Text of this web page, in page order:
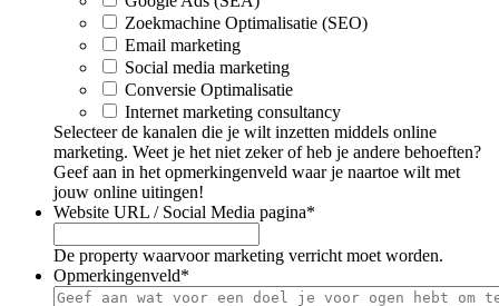
Zoekmachine Optimalisatie (SEO)
Email marketing
Social media marketing
Conversie Optimalisatie
Internet marketing consultancy
Selecteer de kanalen die je wilt inzetten middels online
marketing. Weet je het niet zeker of heb je andere behoeften?
Geef aan in het opmerkingenveld waar je naartoe wilt met
jouw online uitingen!
Website URL / Social Media pagina*
De property waarvoor marketing verricht moet worden.
Opmerkingenveld*